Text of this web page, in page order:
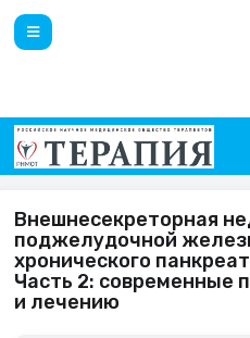
Внешнесекреторная
поджелудочной
хронического
Часть 2: современные
и лечению